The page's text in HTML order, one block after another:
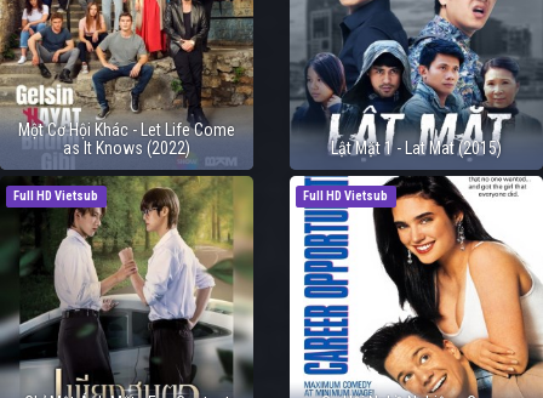
Một Cơ Hội Khác - Let Life Come
as It Knows (2022)
Lật Mặt 1 - Lat Mat (2015)
Full HD Vietsub Full HD Vietsub